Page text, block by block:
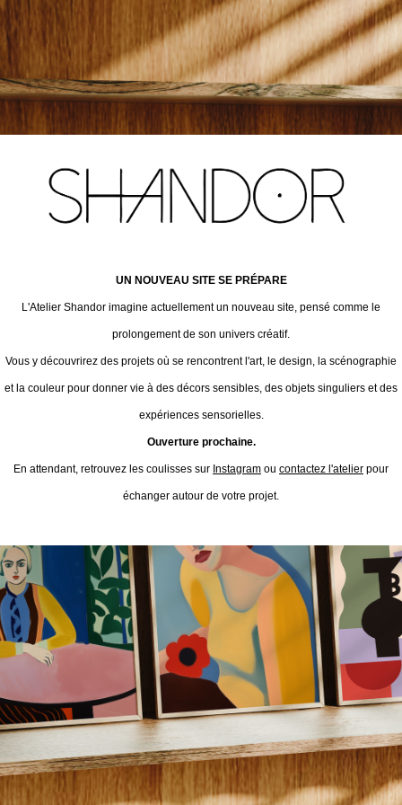
UN NOUVEAU SITE SE PRÉPARE
L'Atelier Shandor imagine actuellement un nouveau site, pensé comme le
prolongement de son univers créatif.
Vous y découvrirez des projets où se rencontrent l'art, le design, la scénographie
et la couleur pour donner vie à des décors sensibles, des objets singuliers et des
expériences sensorielles.
Ouverture prochaine.
En attendant, retrouvez les coulisses sur Instagram ou contactez l'atelier pour
échanger autour de votre projet.